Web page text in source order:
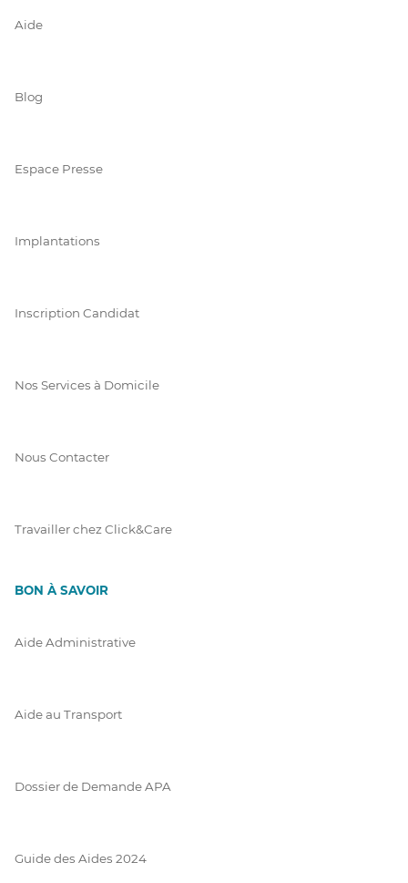
Aide
Blog
Espace Presse
Implantations
Inscription Candidat
Nos Services à Domicile
Nous Contacter
Travailler chez Click&Care
BON À SAVOIR
Aide Administrative
Aide au Transport
Dossier de Demande APA
Guide des Aides 2024